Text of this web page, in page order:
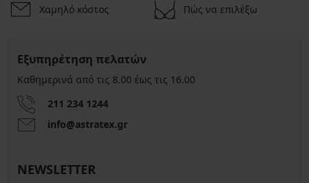
Χαμηλό κόστος Πώς να επιλέξω
Εξυπηρέτηση πελατών
Καθημερινά από τις 8.00 έως τις 16.00
211 234 1244
info@astratex.gr
NEWSLETTER